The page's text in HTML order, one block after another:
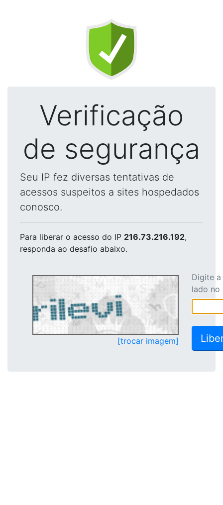
Verificação
de segurança
Seu IP fez diversas tentativas de
acessos suspeitos a sites hospedados
conosco.
Para liberar o acesso do IP 216.73.216.192,
responda ao desafio abaixo.
[trocar imagem]
Digite
lado no